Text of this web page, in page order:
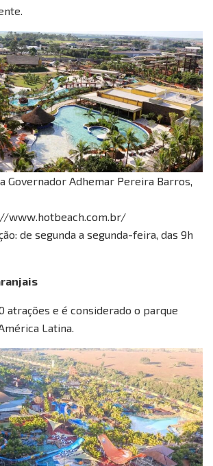
Governador Adhemar Pereira Barros,
www.hotbeach.com.br/
de segunda a segunda-feira, das 9h
atrações e é considerado o parque
Latina.